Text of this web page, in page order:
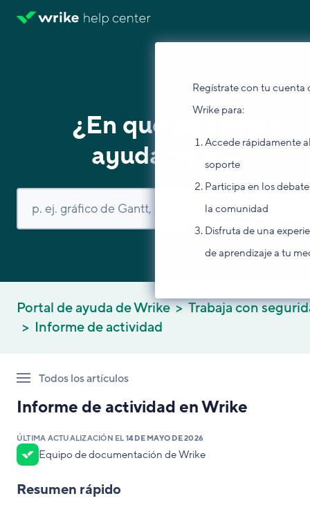
Regístrate con tu cuenta
Wrike para:
Accede rápidamente
soporte
Participa en los
la comunidad
Disfruta de una
de aprendizaje a tu
¿En qué podemos
ayudarte hoy?
Portal de ayuda de Wrike
Trabaja con
Informe de actividad
Todos los artículos
Informe de actividad en Wrike
ÚLTIMA ACTUALIZACIÓN EL 14 DE MAYO DE 2026
Equipo de documentación de Wrike
Resumen rápido